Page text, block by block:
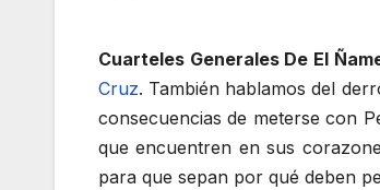
Cuarteles Generales De El
Cruz. También hablamos del
consecuencias de meterse con
que encuentren en sus
para que sepan por qué deben